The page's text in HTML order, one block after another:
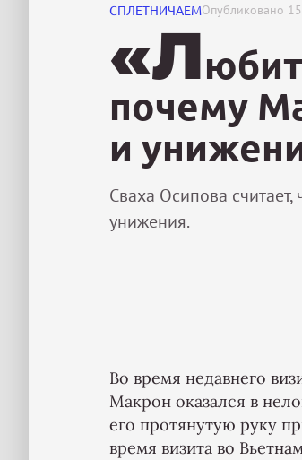
СПЛЕТНИЧАЕМОпубликовано
«Л
почему
и
Сваха Осипова
унижения.
Во время недавнего
Макрон оказался в
его протянутую руку
время визита во